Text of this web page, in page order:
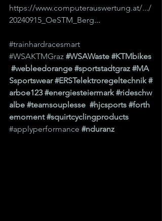
https://www.computerauswertung.at/.../
20240915_OeSTM_Berg...
#trainhardracesmart
#WSAKTMGraz #WSAWaste #KTMbikes
#webleedorange #sportstadtgraz #MA
Ssportswear #ERSTelektroregeltechnik #
arboe123 #energiesteiermark #rideschw
albe #teamsouplesse #hjcsports #forth
emoment #squirtcyclingproducts
#applyperformance #nduranz